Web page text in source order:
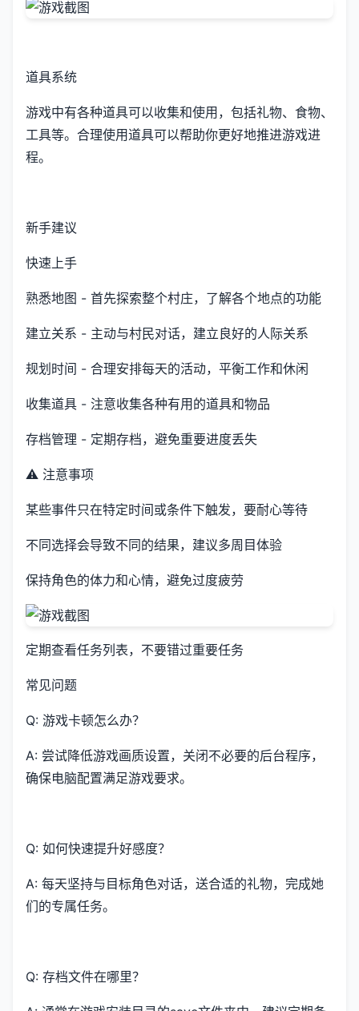
道具系统
游戏中有各种道具可以收集和使用，包括礼物、食物、
工具等。合理使用道具可以帮助你更好地推进游戏进
程。
新手建议
快速上手
熟悉地图 - 首先探索整个村庄，了解各个地点的功能
建立关系 - 主动与村民对话，建立良好的人际关系
规划时间 - 合理安排每天的活动，平衡工作和休闲
收集道具 - 注意收集各种有用的道具和物品
存档管理 - 定期存档，避免重要进度丢失
⚠️ 注意事项
某些事件只在特定时间或条件下触发，要耐心等待
不同选择会导致不同的结果，建议多周目体验
保持角色的体力和心情，避免过度疲劳
定期查看任务列表，不要错过重要任务
常见问题
Q: 游戏卡顿怎么办？
A: 尝试降低游戏画质设置，关闭不必要的后台程序，
确保电脑配置满足游戏要求。
Q: 如何快速提升好感度？
A: 每天坚持与目标角色对话，送合适的礼物，完成她
们的专属任务。
Q: 存档文件在哪里？